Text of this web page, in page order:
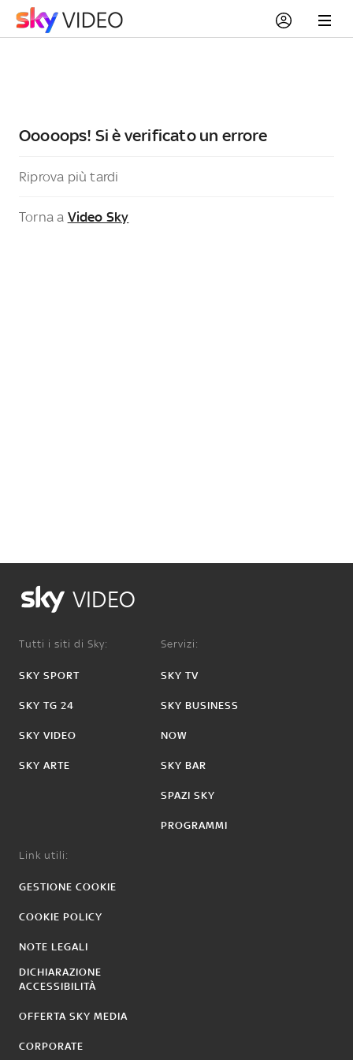
Ooooops! Si è verificato un errore
Riprova più tardi
Torna a Video Sky
VIDEO
Tutti i siti di Sky:
SKY SPORT
SKY TG 24
SKY VIDEO
SKY ARTE
Servizi:
SKY TV
SKY BUSINESS
NOW
SKY BAR
SPAZI SKY
PROGRAMMI
Link utili:
GESTIONE COOKIE
COOKIE POLICY
NOTE LEGALI
DICHIARAZIONE
ACCESSIBILITÀ
OFFERTA SKY MEDIA
CORPORATE